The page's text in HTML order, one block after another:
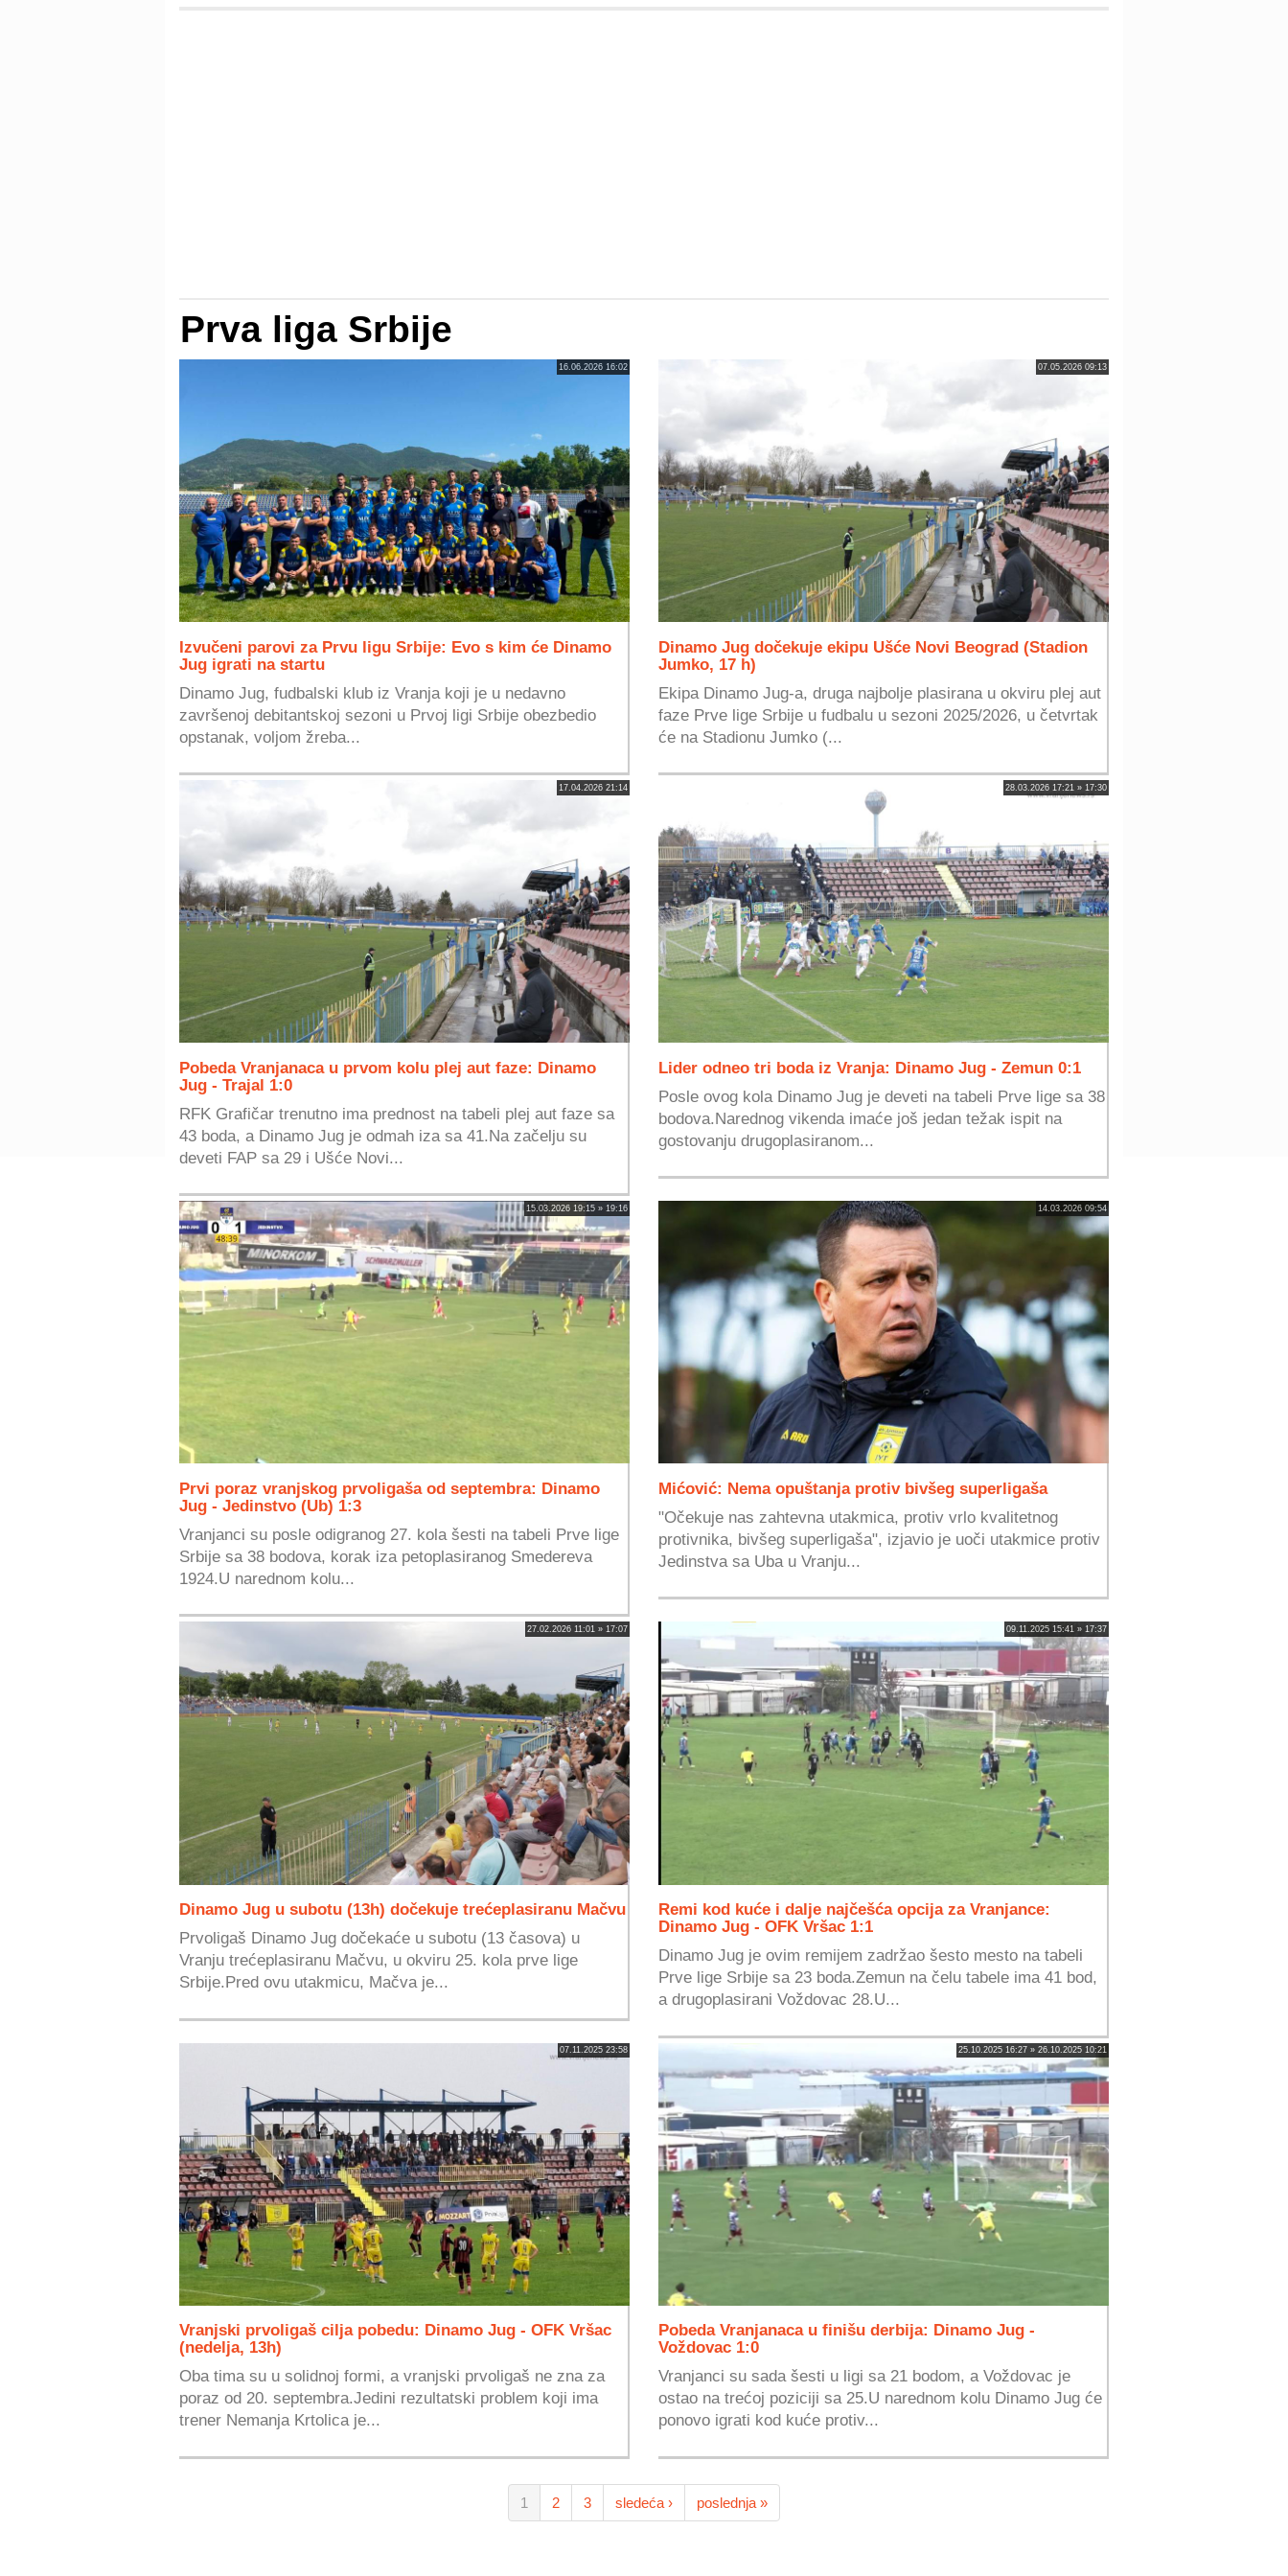
Prva liga Srbije
16.06.2026 16:02
Izvučeni parovi za Prvu ligu Srbije: Evo s kim će Dinamo
Jug igrati na startu
Dinamo Jug, fudbalski klub iz Vranja koji je u nedavno
završenoj debitantskoj sezoni u Prvoj ligi Srbije obezbedio
opstanak, voljom žreba...
07.05.2026 09:13
Dinamo Jug dočekuje ekipu Ušće Novi Beograd (Stadion
Jumko, 17 h)
Ekipa Dinamo Jug-a, druga najbolje plasirana u okviru plej aut
faze Prve lige Srbije u fudbalu u sezoni 2025/2026, u četvrtak
će na Stadionu Jumko (...
17.04.2026 21:14
Pobeda Vranjanaca u prvom kolu plej aut faze: Dinamo
Jug - Trajal 1:0
RFK Grafičar trenutno ima prednost na tabeli plej aut faze sa
43 boda, a Dinamo Jug je odmah iza sa 41.Na začelju su
deveti FAP sa 29 i Ušće Novi...
28.03.2026 17:21 » 17:30
Lider odneo tri boda iz Vranja: Dinamo Jug - Zemun 0:1
Posle ovog kola Dinamo Jug je deveti na tabeli Prve lige sa 38
bodova.Narednog vikenda imaće još jedan težak ispit na
gostovanju drugoplasiranom...
15.03.2026 19:15 » 19:16
Prvi poraz vranjskog prvoligaša od septembra: Dinamo
Jug - Jedinstvo (Ub) 1:3
Vranjanci su posle odigranog 27. kola šesti na tabeli Prve lige
Srbije sa 38 bodova, korak iza petoplasiranog Smedereva
1924.U narednom kolu...
14.03.2026 09:54
Mićović: Nema opuštanja protiv bivšeg superligaša
"Očekuje nas zahtevna utakmica, protiv vrlo kvalitetnog
protivnika, bivšeg superligaša", izjavio je uoči utakmice protiv
Jedinstva sa Uba u Vranju...
27.02.2026 11:01 » 17:07
Dinamo Jug u subotu (13h) dočekuje trećeplasiranu Mačvu
Prvoligaš Dinamo Jug dočekaće u subotu (13 časova) u
Vranju trećeplasiranu Mačvu, u okviru 25. kola prve lige
Srbije.Pred ovu utakmicu, Mačva je...
09.11.2025 15:41 » 17:37
Remi kod kuće i dalje najčešća opcija za Vranjance:
Dinamo Jug - OFK Vršac 1:1
Dinamo Jug je ovim remijem zadržao šesto mesto na tabeli
Prve lige Srbije sa 23 boda.Zemun na čelu tabele ima 41 bod,
a drugoplasirani Voždovac 28.U...
07.11.2025 23:58
Vranjski prvoligaš cilja pobedu: Dinamo Jug - OFK Vršac
(nedelja, 13h)
Oba tima su u solidnoj formi, a vranjski prvoligaš ne zna za
poraz od 20. septembra.Jedini rezultatski problem koji ima
trener Nemanja Krtolica je...
25.10.2025 16:27 » 26.10.2025 10:21
Pobeda Vranjanaca u finišu derbija: Dinamo Jug -
Voždovac 1:0
Vranjanci su sada šesti u ligi sa 21 bodom, a Voždovac je
ostao na trećoj poziciji sa 25.U narednom kolu Dinamo Jug će
ponovo igrati kod kuće protiv...
1 2 3 sledeća › poslednja »